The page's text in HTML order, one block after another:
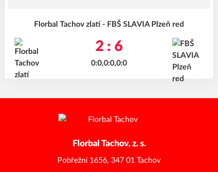
Florbal Tachov zlatí - FBŠ SLAVIA Plzeň red
2 : 6
0:0,0:0,0:0
Florbal Tachov, z. s.
Pobřežní 1656, 347 01 Tachov